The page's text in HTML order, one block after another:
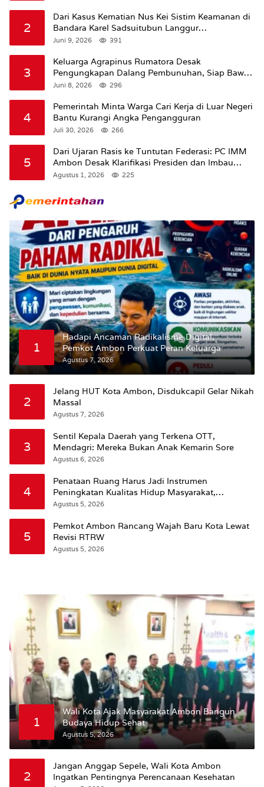
2
Dari Kasus Kematian Nus Kei Sistim Keamanan di
Bandara Karel Sadsuitubun Langgur
Dipertanyakan
Juni 9, 2026 391
3
Keluarga Agrapinus Rumatora Desak
Pengungkapan Dalang Pembunuhan, Siap Bawa
Kasus ke Komisi III DPR RI
Juni 8, 2026 296
4
Pemerintah Minta Warga Cari Kerja di Luar Negeri
Bantu Kurangi Angka Pengangguran
Juli 30, 2026 266
5
Dari Ujaran Rasis ke Tuntutan Federasi: PC IMM
Ambon Desak Klarifikasi Presiden dan Imbau
Tunda Pengibaran Bendera Merah Putih Di
Agustus 1, 2026 225
1
Hadapi Ancaman Radikalisme Digital,
Pemkot Ambon Perkuat Peran Keluarga
Agustus 7, 2026
2
Jelang HUT Kota Ambon, Disdukcapil Gelar Nikah
Massal
Agustus 7, 2026
3
Sentil Kepala Daerah yang Terkena OTT,
Mendagri: Mereka Bukan Anak Kemarin Sore
Agustus 6, 2026
4
Penataan Ruang Harus Jadi Instrumen
Peningkatan Kualitas Hidup Masyarakat,
Wattimena: Revisi RT-RW Ditetapkan Pemkot
Agustus 5, 2026
5
Pemkot Ambon Rancang Wajah Baru Kota Lewat
Revisi RTRW
Agustus 5, 2026
1
Wali Kota Ajak Masyarakat Ambon Bangun
Budaya Hidup Sehat
Agustus 5, 2026
2
Jangan Anggap Sepele, Wali Kota Ambon
Ingatkan Pentingnya Perencanaan Kesehatan